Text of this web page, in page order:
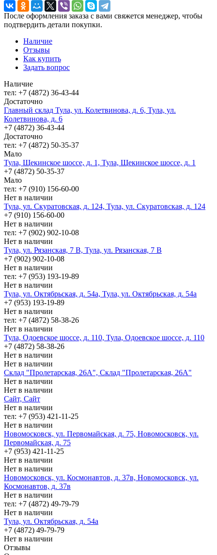
После оформления заказа с вами свяжется менеджер, чтобы
подтвердить детали покупки.
Наличие
Отзывы
Как купить
Задать вопрос
Наличие
тел: +7 (4872) 36-43-44
Достаточно
Главный склад Тула, ул. Колетвинова, д. 6, Тула, ул.
Колетвинова, д. 6
+7 (4872) 36-43-44
Достаточно
тел: +7 (4872) 50-35-37
Мало
Тула, Щекинское шоссе, д. 1, Тула, Щекинское шоссе, д. 1
+7 (4872) 50-35-37
Мало
тел: +7 (910) 156-60-00
Нет в наличии
Тула, ул. Скуратовская, д. 124, Тула, ул. Скуратовская, д. 124
+7 (910) 156-60-00
Нет в наличии
тел: +7 (902) 902-10-08
Нет в наличии
Тула, ул. Рязанская, 7 В, Тула, ул. Рязанская, 7 В
+7 (902) 902-10-08
Нет в наличии
тел: +7 (953) 193-19-89
Нет в наличии
Тула, ул. Октябрьская, д. 54а, Тула, ул. Октябрьская, д. 54а
+7 (953) 193-19-89
Нет в наличии
тел: +7 (4872) 58-38-26
Нет в наличии
Тула, Одоевское шоссе, д. 110, Тула, Одоевское шоссе, д. 110
+7 (4872) 58-38-26
Нет в наличии
Нет в наличии
Склад "Пролетарская, 26А", Склад "Пролетарская, 26А"
Нет в наличии
Нет в наличии
Сайт, Сайт
Нет в наличии
тел: +7 (953) 421-11-25
Нет в наличии
Новомосковск, ул. Первомайская, д. 75, Новомосковск, ул.
Первомайская, д. 75
+7 (953) 421-11-25
Нет в наличии
Нет в наличии
Новомосковск, ул. Космонавтов, д. 37в, Новомосковск, ул.
Космонавтов, д. 37в
Нет в наличии
тел: +7 (4872) 49-79-79
Нет в наличии
Тула, ул. Октябрьская, д. 54а
+7 (4872) 49-79-79
Нет в наличии
Отзывы